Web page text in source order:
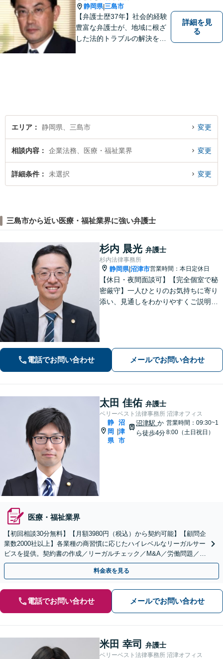
静岡県|三島市
【弁護士歴37年】社会的経験
豊富な弁護士が、地域に根ざ
した法的トラブルの解決を目
詳細を見
る
エリア 静岡県、三島市 変更
相談内容 企業法務、医療・福祉業界 変更
詳細条件 未選択 変更
三島市から近い医療・福祉業界に強い弁護士
杉内 晨光 弁護士
杉内法律事務所
静岡県|沼津市営業時間：本日定休日
【休日・夜間面談可】【完全個室で秘
密厳守】一人ひとりのお気持ちに寄り
添い、見通しをわかりやすくご説明。
電話でお問い合わせ メールでお問い合わせ
太田 佳佑 弁護士
ベリーベスト法律事務所 沼津オフィス
静
岡
県
|
沼
津
市
沼津駅か
ら徒歩4分
営業時間：09:30~1
8:00（土日祝日）
医療・福祉業界
【初回相談30分無料】【月額3980円（税込）から契約可能】【顧問企
業数2000社以上】各業種の商習慣に応じたハイレベルなリーガルサー
ビスを提供。契約書の作成／リーガルチェック／M&A／労働問題／知
的財産等、お任せください【他士業連携可能】
料金表を見る
電話でお問い合わせ メールでお問い合わせ
米田 幸司 弁護士
ベリーベスト法律事務所 沼津オフィス